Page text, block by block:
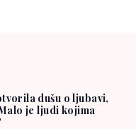
dušu o ljubavi,
je ljudi kojima